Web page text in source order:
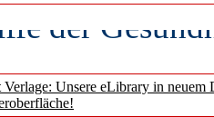
Verlage: Unsere eLibrary in neuem
der
erscheinen